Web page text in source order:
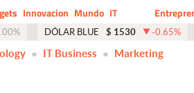
Innovacion Mundo
CIO
IT
Business
% DÓLAR BLUE $ 1530 -0.65%
IT Business Marketing